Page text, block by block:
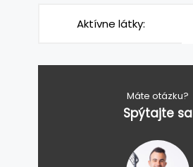
Aktívne látky:
Máte otázku?
Spýtajte sa